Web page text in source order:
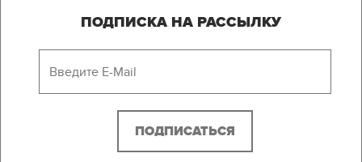
ПОДПИСКА НА РАССЫЛКУ